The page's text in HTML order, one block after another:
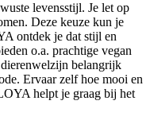
levensstijl. Je let op
Deze keuze kun je
ontdek je dat stijl en
o.a. prachtige vegan
belangrijk
Ervaar zelf hoe mooi en
helpt je graag bij het